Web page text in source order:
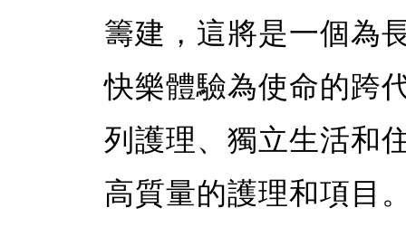
籌建，這將是一個為
快樂體驗為使命的跨
列護理、獨立生活和
高質量的護理和項目